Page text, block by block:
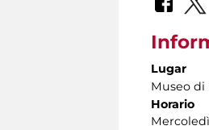
Lugar
Museo di
Horario